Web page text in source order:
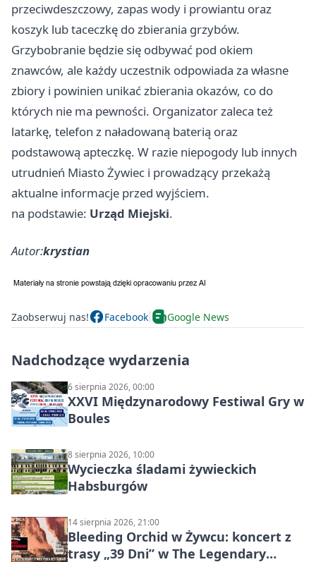
przeciwdeszczowy, zapas wody i prowiantu oraz
koszyk lub taceczkę do zbierania grzybów.
Grzybobranie będzie się odbywać pod okiem
znawców, ale każdy uczestnik odpowiada za własne
zbiory i powinien unikać zbierania okazów, co do
których nie ma pewności. Organizator zaleca też
latarkę, telefon z naładowaną baterią oraz
podstawową apteczkę. W razie niepogody lub innych
utrudnień Miasto Żywiec i prowadzący przekażą
aktualne informacje przed wyjściem.
na podstawie: Urząd Miejski.
Autor:krystian
Zaobserwuj nas! Facebook Google News
Nadchodzące wydarzenia
6 sierpnia 2026, 00:00
XXVI Międzynarodowy Festiwal Gry w
Boules
8 sierpnia 2026, 10:00
Wycieczka śladami żywieckich
Habsburgów
14 sierpnia 2026, 21:00
Bleeding Orchid w Żywcu: koncert z
trasy „39 Dni” w The Legendary